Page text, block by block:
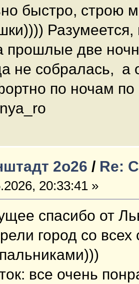
быстро, строю
прошлые две
не собралась, а
по ночам
2о26 / Re:
20:33:41 »
спасибо от
город со
все очень